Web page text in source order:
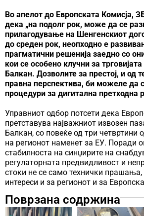
Во апелот до Европската Комисја,
дека „на подолг рок, може да се
прилагодување на Шенгенскиот
до среден рок, неопходно е
прагматични решенија заедно со
кои се особено клучни за
Балкан. Дозволите за престој, и од
правна перспектива, би можеле да
процедури за дигитална претходна
Управниот одбор потсети дека
претставува најважниот извозен
Балкан, со повеќе од три четвртини
на регионот наменет за ЕУ. Поради
стабилноста на синџирите на
регулаторната предвидливост и
стоки не се само технички прашања,
интереси и за регионот и за
Поврзана содржина